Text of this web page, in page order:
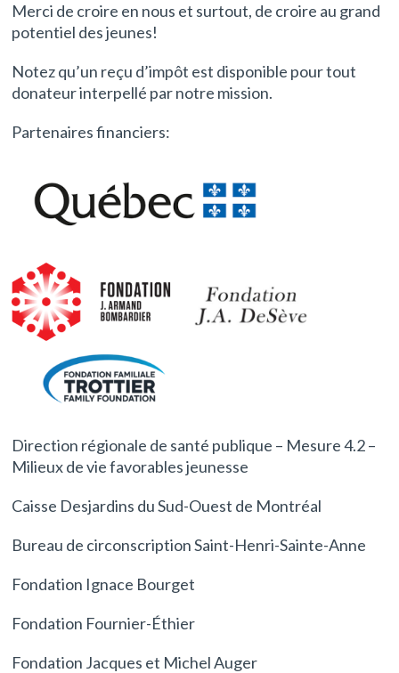
Merci de croire en nous et surtout, de croire au grand
potentiel des jeunes!
Notez qu’un reçu d’impôt est disponible pour tout
donateur interpellé par notre mission.
Partenaires financiers:
Direction régionale de santé publique – Mesure 4.2 –
Milieux de vie favorables jeunesse
Caisse Desjardins du Sud-Ouest de Montréal
Bureau de circonscription Saint-Henri-Sainte-Anne
Fondation Ignace Bourget
Fondation Fournier-Éthier
Fondation Jacques et Michel Auger